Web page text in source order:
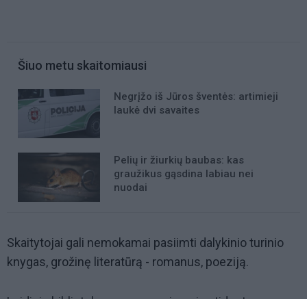
Šiuo metu skaitomiausi
Negrįžo iš Jūros šventės: artimieji
laukė dvi savaites
Pelių ir žiurkių baubas: kas
graužikus gąsdina labiau nei
nuodai
Skaitytojai gali nemokamai pasiimti dalykinio turinio
knygas, grožinę literatūrą - romanus, poeziją.